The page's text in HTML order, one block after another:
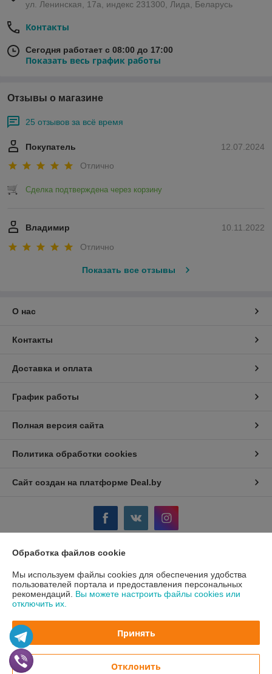
ул. Ленинская, 17а, индекс 231300, Лида, Беларусь
Контакты
Сегодня работает с 08:00 до 17:00
Показать весь график работы
Отзывы о магазине
25 отзывов за всё время
12.07.2024
Покупатель
Отлично
Сделка подтверждена через корзину
10.11.2022
Владимир
Отлично
Показать все отзывы
О нас
Контакты
Доставка и оплата
График работы
Полная версия сайта
Политика обработки cookies
Сайт создан на платформе Deal.by
Юридическое лицо:Частное предприятие "КолорПринт"
231300, РБ, Гродненская обл., г. Лида ул. Ленинская, 17а
УНП: 590230459
Регистрационный орган: ГРОДНЕНСКИЙ ОБЛАСТНОЙ
ИСПОЛНИТЕЛЬНЫЙ КОМИТЕТ
Обработка файлов cookie
Мы используем файлы cookies для обеспечения удобства
пользователей портала и предоставления персональных
рекомендаций. Вы можете настроить файлы cookies или
отключить их.
Принять
Отклонить